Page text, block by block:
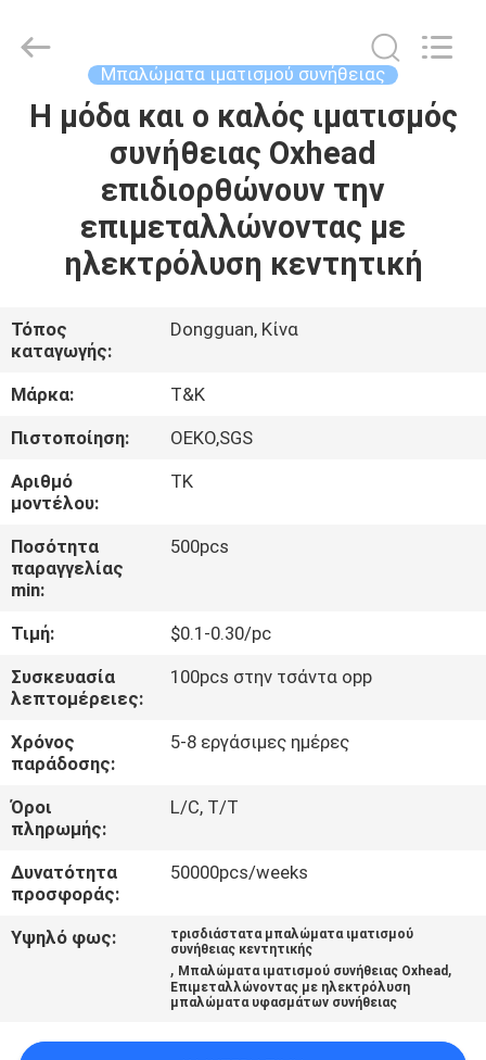
ΣΠΊΤΙ
ΠΡΟΪΌΝΤΑ
ΠΕΡΊΠΟΥ
ΕΜΕΊΣ
ΓΎΡΟΣ
ΕΡΓΟΣΤΑΣΊΩΝ
ΠΟΙΟΤΙΚΌΣ
ΈΛΕΓΧΟΣ
ΜΑΣ
ΣΕ
ΕΠΑΦΉ
ΈΝΑ
ΑΠΌΣΠΑΣΜΑ
SITEMAP
POLICY
Accessories
Co.,Ltd.
Μπαλώματα ιματισμού συνήθειας
Η μόδα και ο καλός ιματισμός
συνήθειας Oxhead
επιδιορθώνουν την
επιμεταλλώνοντας με
ηλεκτρόλυση κεντητική
Τόπος
καταγωγής:
Dongguan, Κίνα
Μάρκα:
T&K
Πιστοποίηση:
OEKO,SGS
Αριθμό
μοντέλου:
TK
Ποσότητα
παραγγελίας
min:
500pcs
Τιμή:
$0.1-0.30/pc
Συσκευασία
λεπτομέρειες:
100pcs στην τσάντα opp
Χρόνος
παράδοσης:
5-8 εργάσιμες ημέρες
Όροι
πληρωμής:
L/C, T/T
Δυνατότητα
προσφοράς:
50000pcs/weeks
Υψηλό φως:
τρισδιάστατα μπαλώματα ιματισμού
συνήθειας κεντητικής
, Μπαλώματα ιματισμού συνήθειας Oxhead ,
Επιμεταλλώνοντας με ηλεκτρόλυση
μπαλώματα υφασμάτων συνήθειας